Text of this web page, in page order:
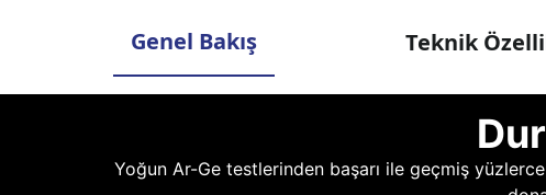
Genel Bakış Teknik
Yoğun Ar-Ge testlerinden başarı ile geçmiş